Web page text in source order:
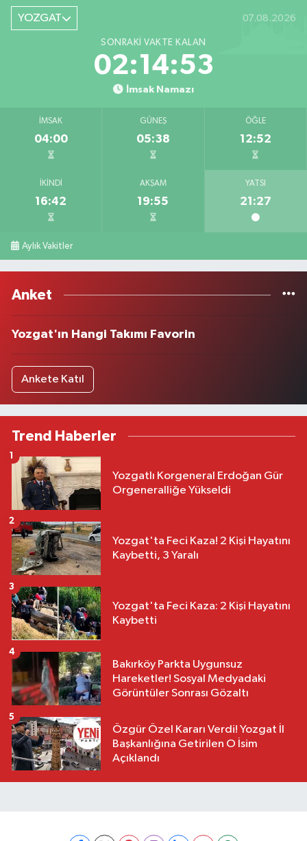
YOZGAT 07.08.2026
SONRAKI VAKTE KALAN
02:14:53
İmsak Namazı
İMSAK
04:00
GÜNEŞ
05:38
ÖĞLE
12:52
İKINDI
16:42
AKŞAM
19:55
YATSI
21:27
Aylık Vakitler
Anket
Yozgat'ın Hangi Takımı Favorin
Ankete Katıl
Trend Haberler
Yozgatlı Korgeneral Erdoğan Gür
Orgeneralliğe Yükseldi
Yozgat'ta Feci Kaza! 2 Kişi Hayatını
Kaybetti, 3 Yaralı
2
Yozgat'ta Feci Kaza: 2 Kişi Hayatını
Kaybetti
3
Bakırköy Parkta Uygunsuz
Hareketler! Sosyal Medyadaki
Görüntüler Sonrası Gözaltı
4
Özgür Özel Kararı Verdi! Yozgat İl
Başkanlığına Getirilen O İsim
Açıklandı
5